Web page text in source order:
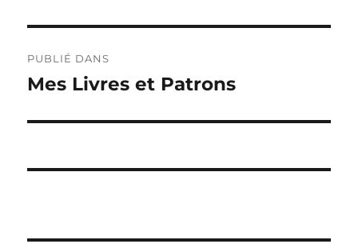
de
PUBLIÉ DANS
Mes Livres et Patrons